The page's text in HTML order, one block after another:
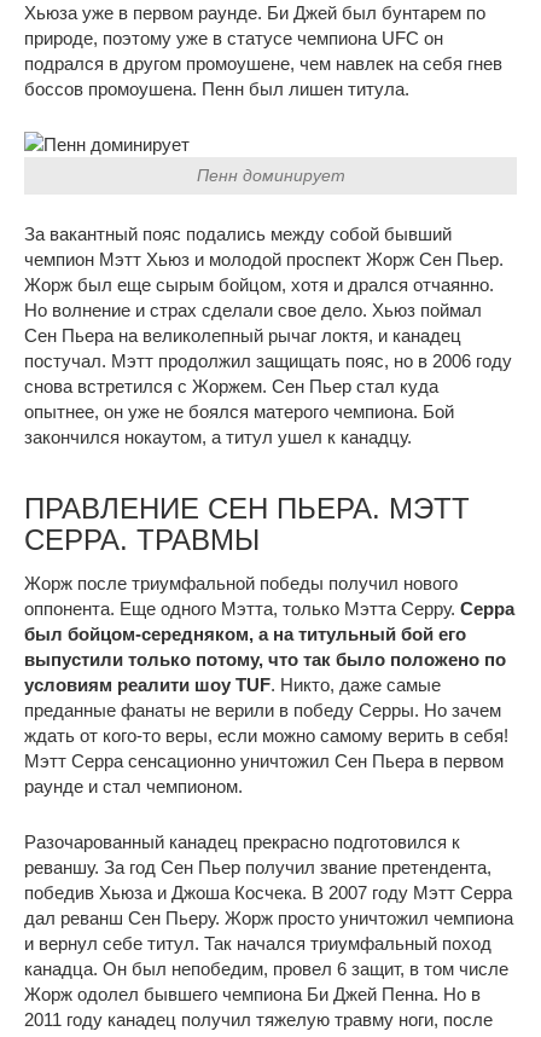
Хьюза уже в первом раунде. Би Джей был бунтарем по
природе, поэтому уже в статусе чемпиона UFC он
подрался в другом промоушене, чем навлек на себя гнев
боссов промоушена. Пенн был лишен титула.
Пенн доминирует
За вакантный пояс подались между собой бывший
чемпион Мэтт Хьюз и молодой проспект Жорж Сен Пьер.
Жорж был еще сырым бойцом, хотя и дрался отчаянно.
Но волнение и страх сделали свое дело. Хьюз поймал
Сен Пьера на великолепный рычаг локтя, и канадец
постучал. Мэтт продолжил защищать пояс, но в 2006 году
снова встретился с Жоржем. Сен Пьер стал куда
опытнее, он уже не боялся матерого чемпиона. Бой
закончился нокаутом, а титул ушел к канадцу.
ПРАВЛЕНИЕ СЕН ПЬЕРА. МЭТТ
СЕРРА. ТРАВМЫ
Жорж после триумфальной победы получил нового
оппонента. Еще одного Мэтта, только Мэтта Серру. Серра
был бойцом-середняком, а на титульный бой его
выпустили только потому, что так было положено по
условиям реалити шоу TUF. Никто, даже самые
преданные фанаты не верили в победу Серры. Но зачем
ждать от кого-то веры, если можно самому верить в себя!
Мэтт Серра сенсационно уничтожил Сен Пьера в первом
раунде и стал чемпионом.
Разочарованный канадец прекрасно подготовился к
реваншу. За год Сен Пьер получил звание претендента,
победив Хьюза и Джоша Косчека. В 2007 году Мэтт Серра
дал реванш Сен Пьеру. Жорж просто уничтожил чемпиона
и вернул себе титул. Так начался триумфальный поход
канадца. Он был непобедим, провел 6 защит, в том числе
Жорж одолел бывшего чемпиона Би Джей Пенна. Но в
2011 году канадец получил тяжелую травму ноги, после